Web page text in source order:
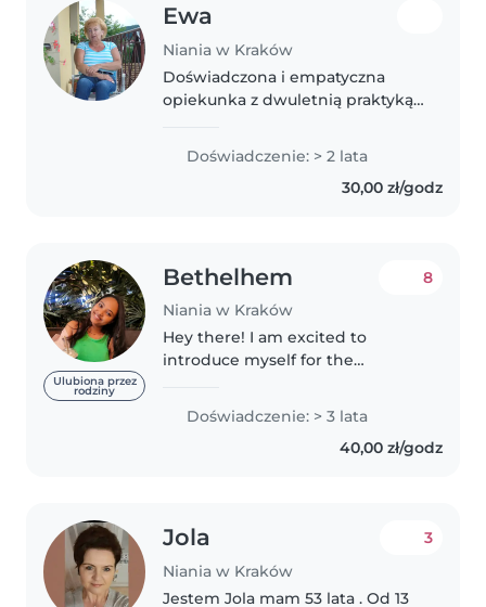
Ewa
Niania w Kraków
Doświadczona i empatyczna
opiekunka z dwuletnią praktyką
czytania i muzyki, potrafię
stworzyć ciepłą atmosferę w
Doświadczenie: > 2 lata
30,00 zł/godz
Ulubiona przez
rodziny
Bethelhem
Niania w Kraków
8
Hey there! I am excited to
introduce myself for the
caring and responsible
making me reliable and
Doświadczenie: > 3 lata
40,00 zł/godz
Jola
Niania w Kraków
3
Jestem Jola mam 53 lata . Od 13